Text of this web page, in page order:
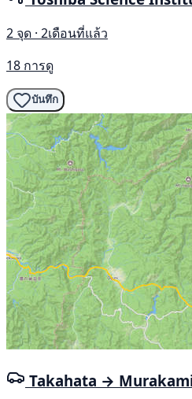
2 จุด · 2เดือนที่แล้ว
18 การดู
บันทึก
Takahata →